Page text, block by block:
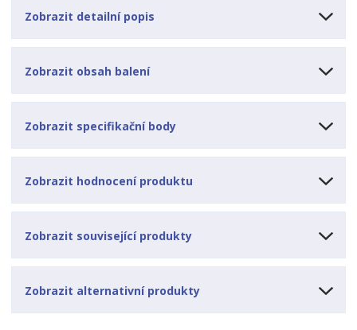
Zobrazit detailní popis
Zobrazit obsah balení
Zobrazit specifikační body
Zobrazit hodnocení produktu
Zobrazit související produkty
Zobrazit alternativní produkty